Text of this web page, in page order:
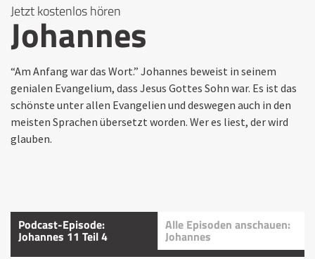
Jetzt kostenlos hören
Johannes
“Am Anfang war das Wort.” Johannes beweist in seinem
genialen Evangelium, dass Jesus Gottes Sohn war. Es ist das
schönste unter allen Evangelien und deswegen auch in den
meisten Sprachen übersetzt worden. Wer es liest, der wird
glauben.
Podcast-Episode:
Johannes 11 Teil 4
Alle Episoden anschauen:
Johannes